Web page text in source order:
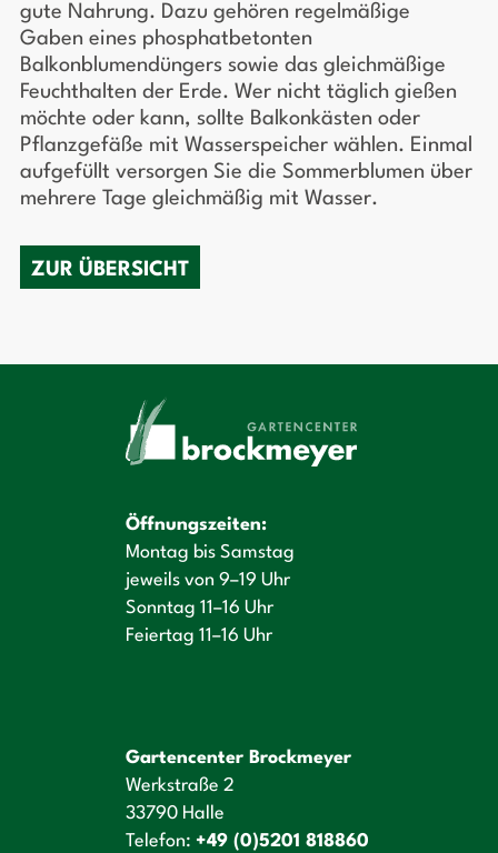
gute Nahrung. Dazu gehören regelmäßige
Gaben eines phosphatbetonten
Balkonblumendüngers sowie das gleichmäßige
Feuchthalten der Erde. Wer nicht täglich gießen
möchte oder kann, sollte Balkonkästen oder
Pflanzgefäße mit Wasserspeicher wählen. Einmal
aufgefüllt versorgen Sie die Sommerblumen über
mehrere Tage gleichmäßig mit Wasser.
ZUR ÜBERSICHT
Öffnungszeiten:
Montag bis Samstag
jeweils von 9–19 Uhr
Sonntag 11–16 Uhr
Feiertag 11–16 Uhr
Gartencenter Brockmeyer
Werkstraße 2
33790 Halle
Telefon: +49 (0)5201 818860